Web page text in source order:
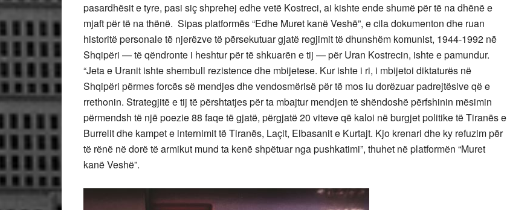
pasardhësit e tyre, pasi siç shprehej edhe vetë Kostreci, ai kishte ende shumë për të na dhënë e
mjaft për të na thënë. Sipas platformës “Edhe Muret kanë Veshë”, e cila dokumenton dhe ruan
historitë personale të njerëzve të përsekutuar gjatë regjimit të dhunshëm komunist, 1944-1992 në
Shqipëri — të qëndronte i heshtur për të shkuarën e tij — për Uran Kostrecin, ishte e pamundur.
“Jeta e Uranit ishte shembull rezistence dhe mbijetese. Kur ishte i ri, i mbijetoi diktaturës në
Shqipëri përmes forcës së mendjes dhe vendosmërisë për të mos iu dorëzuar padrejtësive që e
rrethonin. Strategjitë e tij të përshtatjes për ta mbajtur mendjen të shëndoshë përfshinin mësimin
përmendsh të një poezie 88 faqe të gjatë, përgjatë 20 viteve që kaloi në burgjet politike të Tiranës e
Burrelit dhe kampet e internimit të Tiranës, Laçit, Elbasanit e Kurtajt. Kjo krenari dhe ky refuzim për
të rënë në dorë të armikut mund ta kenë shpëtuar nga pushkatimi”, thuhet në platformën “Muret
kanë Veshë”.